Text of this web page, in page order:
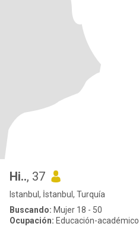
Hi.., 37
Istanbul, İstanbul, Turquía
Buscando: Mujer 18 - 50
Ocupación: Educación-académico